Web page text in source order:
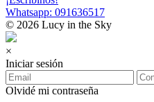
Whatsapp: 091636517
© 2026 Lucy in the Sky
×
Iniciar sesión
Olvidé mi contraseña